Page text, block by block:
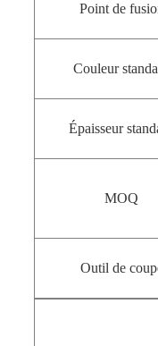
Point de
Couleur
Épaisseur
MOQ
Outil de